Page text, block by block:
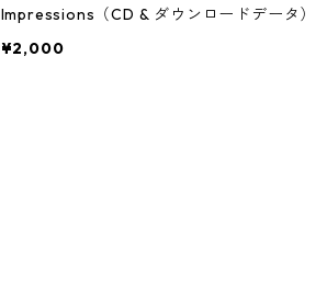
Impressions（CD & ダウンロードデータ）
¥2,000